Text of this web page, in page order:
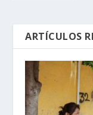
ARTÍCULOS